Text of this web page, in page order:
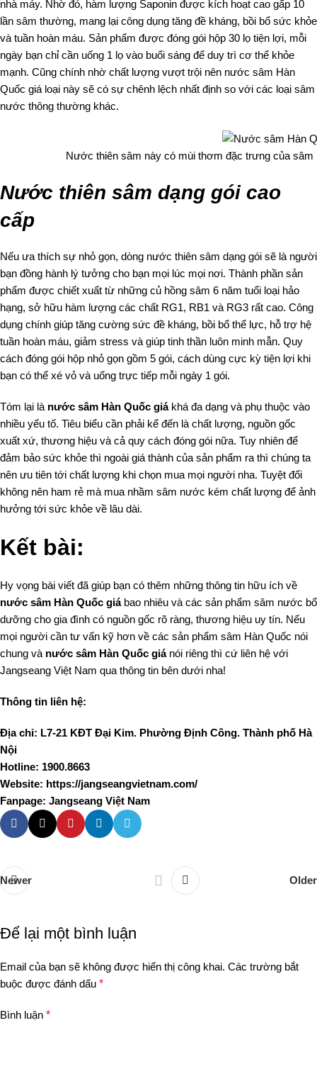
nhà máy. Nhờ đó, hàm lượng Saponin được kích hoạt cao gấp 10
lần sâm thường, mang lại công dụng tăng đề kháng, bồi bổ sức khỏe
và tuần hoàn máu. Sản phẩm được đóng gói hộp 30 lọ tiện lợi, mỗi
ngày bạn chỉ cần uống 1 lọ vào buổi sáng để duy trì cơ thể khỏe
mạnh. Cũng chính nhờ chất lượng vượt trội nên nước sâm Hàn
Quốc giá loại này sẽ có sự chênh lệch nhất định so với các loại sâm
nước thông thường khác.
Nước thiên sâm này có mùi thơm đặc trưng của sâm
Nước thiên sâm dạng gói cao
cấp
Nếu ưa thích sự nhỏ gọn, dòng nước thiên sâm dạng gói sẽ là người
bạn đồng hành lý tưởng cho bạn mọi lúc mọi nơi. Thành phần sản
phẩm được chiết xuất từ những củ hồng sâm 6 năm tuổi loại hảo
hạng, sở hữu hàm lượng các chất RG1, RB1 và RG3 rất cao. Công
dụng chính giúp tăng cường sức đề kháng, bồi bổ thể lực, hỗ trợ hệ
tuần hoàn máu, giảm stress và giúp tinh thần luôn minh mẫn. Quy
cách đóng gói hộp nhỏ gọn gồm 5 gói, cách dùng cực kỳ tiện lợi khi
bạn có thể xé vỏ và uống trực tiếp mỗi ngày 1 gói.
Tóm lại là nước sâm Hàn Quốc giákhá đa dạng và phụ thuộc vào
nhiều yếu tố. Tiêu biểu cần phải kể đến là chất lượng, nguồn gốc
xuất xứ, thương hiệu và cả quy cách đóng gói nữa. Tuy nhiên để
đảm bảo sức khỏe thì ngoài giá thành của sản phẩm ra thì chúng ta
nên ưu tiên tới chất lượng khi chọn mua mọi người nha. Tuyệt đối
không nên ham rẻ mà mua nhầm sâm nước kém chất lượng để ảnh
hưởng tới sức khỏe về lâu dài.
Kết bài:
Hy vọng bài viết đã giúp bạn có thêm những thông tin hữu ích về
nước sâm Hàn Quốc giábao nhiêu và các sản phẩm sâm nước bổ
dưỡng cho gia đình có nguồn gốc rõ ràng, thương hiệu uy tín. Nếu
mọi người cần tư vấn kỹ hơn về các sản phẩm sâm Hàn Quốc nói
chung và nước sâm Hàn Quốc giánói riêng thì cứ liên hệ với
Jangseang Việt Nam qua thông tin bên dưới nha!
Thông tin liên hệ:
Địa chỉ: L7-21 KĐT Đại Kim. Phường Định Công. Thành phố Hà
Nội
Hotline: 1900.8663
Website: https://jangseangvietnam.com/
Fanpage: Jangseang Việt Nam
Newer Older
Để lại một bình luận
Email của bạn sẽ không được hiển thị công khai. Các trường bắt
buộc được đánh dấu *
Bình luận *